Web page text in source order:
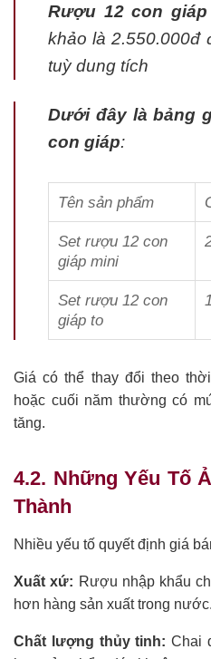
Rượu 12 con giáp
khảo là 2.550.000đ
tuỳ dung tích
Dưới đây là bảng
con giáp:
Tên sản phẩm
Set rượu 12 con
giáp mini
Set rượu 12 con
giáp to
Giá có thể thay đổi theo
hoặc cuối năm thường có
tăng.
4.2. Những Yếu Tố
Thành
Nhiều yếu tố quyết định giá
Xuất xứ: Rượu nhập khẩu
hơn hàng sản xuất trong nước.
Chất lượng thủy tinh: Chai